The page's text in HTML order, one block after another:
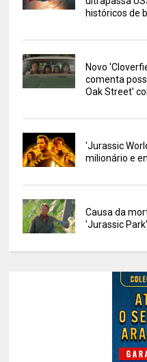
históricos de
Novo
comenta
Oak Street'
'Jurassic
milionário e
Causa da
'Jurassic